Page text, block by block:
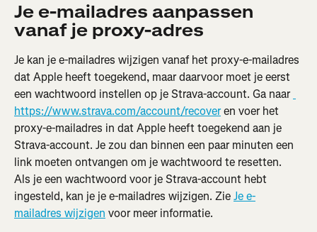
Je e-mailadres aanpassen
vanaf je proxy-adres
Je kan je e-mailadres wijzigen vanaf het proxy-e-mailadres
dat Apple heeft toegekend, maar daarvoor moet je eerst
een wachtwoord instellen op je Strava-account. Ga naar
https://www.strava.com/account/recover en voer het
proxy-e-mailadres in dat Apple heeft toegekend aan je
Strava-account. Je zou dan binnen een paar minuten een
link moeten ontvangen om je wachtwoord te resetten.
Als je een wachtwoord voor je Strava-account hebt
ingesteld, kan je je e-mailadres wijzigen. Zie Je e-
mailadres wijzigen voor meer informatie.